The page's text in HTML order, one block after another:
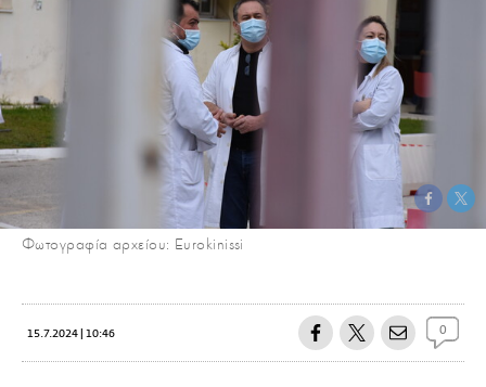
Φωτογραφία αρχείου: Eurokinissi
15.7.2024 | 10:46 0